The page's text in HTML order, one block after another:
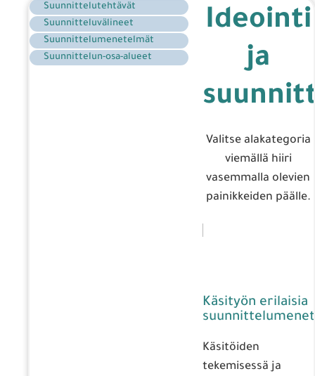
Suunnittelutehtävät
Suunnitteluvälineet
Suunnittelumenetelmät
Suunnittelun-osa-alueet
Ideointi
ja
Valitse alakategoria
viemällä hiiri
vasemmalla olevien
painikkeiden päälle.
Käsityön erilaisia
Käsitöiden
tekemisessä ja